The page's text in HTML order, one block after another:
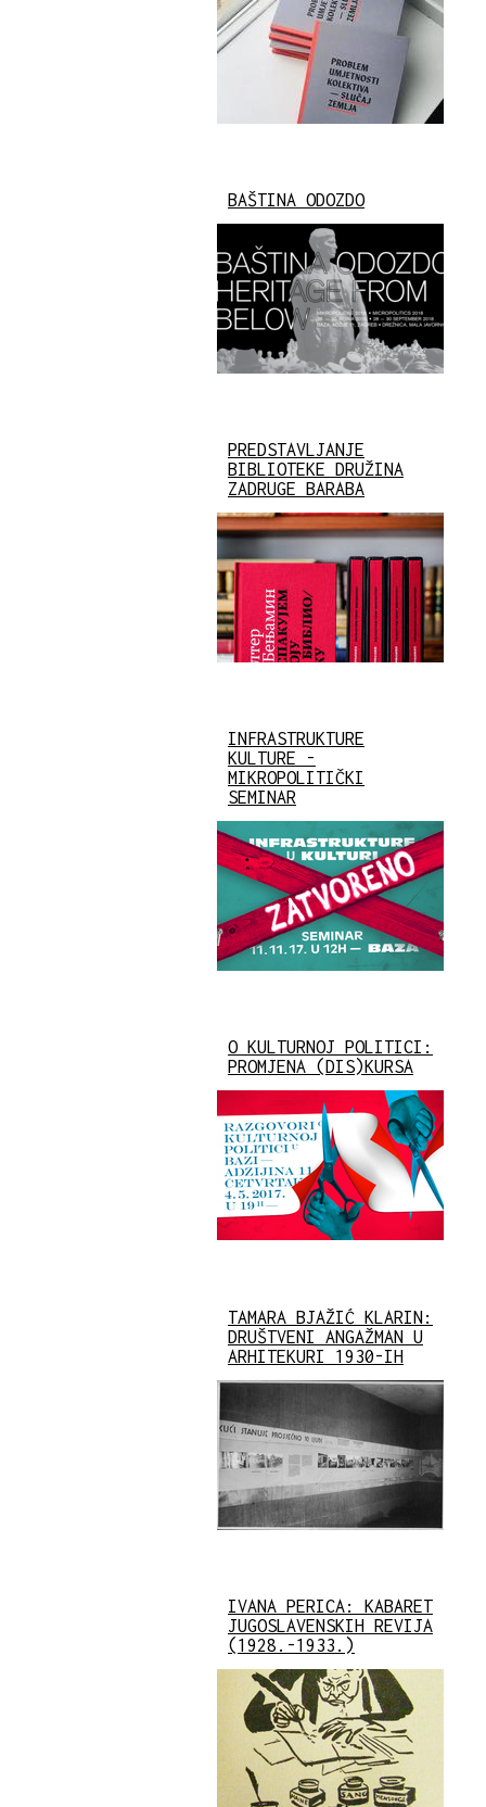
BAŠTINA ODOZDO
PREDSTAVLJANJE
BIBLIOTEKE DRUŽINA
ZADRUGE BARABA
INFRASTRUKTURE
KULTURE -
MIKROPOLITIČKI
SEMINAR
O KULTURNOJ POLITICI:
PROMJENA (DIS)KURSA
TAMARA BJAŽIĆ KLARIN:
DRUŠTVENI ANGAŽMAN U
ARHITEKURI 1930-IH
IVANA PERICA: KABARET
JUGOSLAVENSKIH REVIJA
(1928.-1933.)